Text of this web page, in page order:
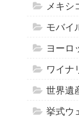
メキシ
モバイ
ヨーロ
ワイナ
世界遺
挙式ウ